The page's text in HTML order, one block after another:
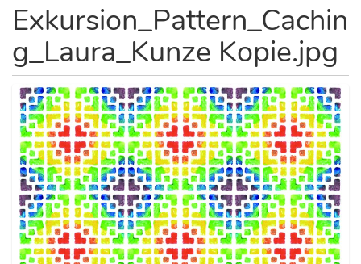
Exkursion_Pattern_Cachin
g_Laura_Kunze Kopie.jpg